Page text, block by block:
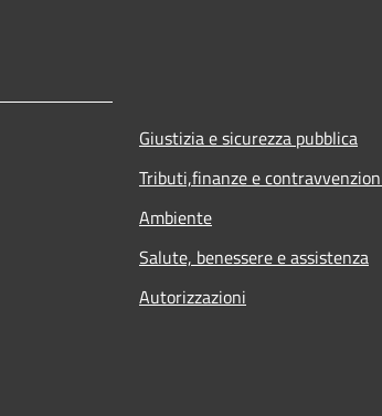
Giustizia e sicurezza pubblica
Tributi,finanze e
Ambiente
Salute, benessere e assistenza
Autorizzazioni